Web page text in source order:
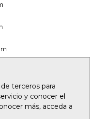
terceros para
y conocer el
más, acceda a